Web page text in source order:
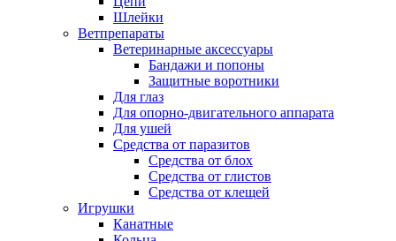
Шлейки
Ветпрепараты
Ветеринарные аксессуары
Бандажи и попоны
Защитные воротники
Для глаз
Для опорно-двигательного аппарата
Для ушей
Средства от паразитов
Средства от блох
Средства от глистов
Средства от клещей
Игрушки
Канатные